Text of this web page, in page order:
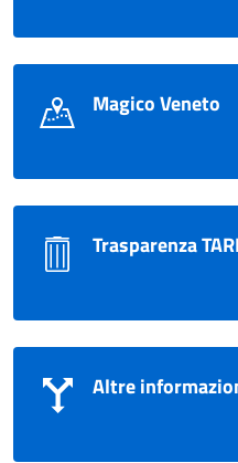
Magico Veneto
Trasparenza TARI
Altre